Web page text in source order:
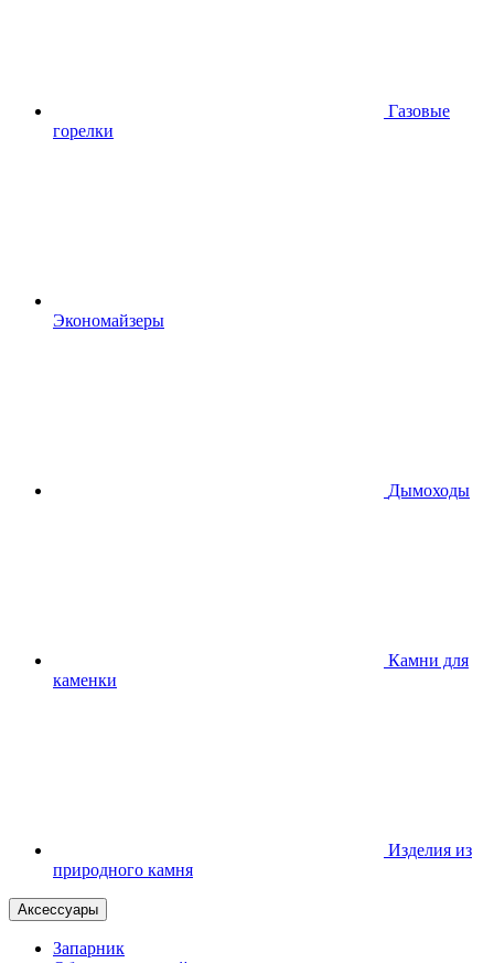
Газовые
горелки
Экономайзеры
Дымоходы
Камни для
каменки
Изделия из
природного камня
Аксессуары
Запарник